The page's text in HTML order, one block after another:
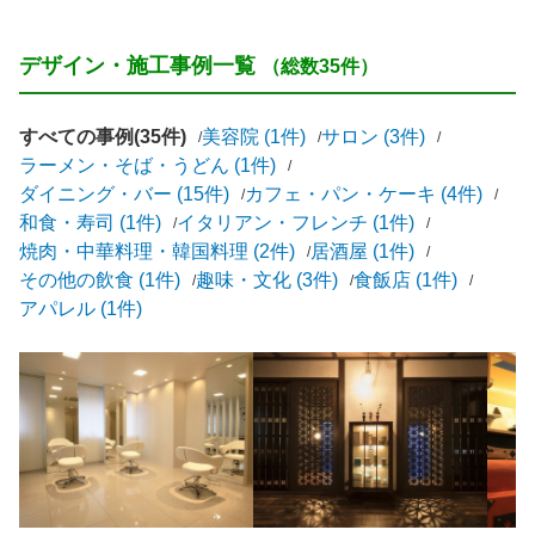
デザイン・施工事例一覧 （総数35件）
すべての事例(35件) 美容院 (1件)
サロン (3件)
ラーメン・そば・うどん (1件)
ダイニング・バー (15件)
カフェ・パン・ケーキ (4件)
和食・寿司 (1件)
イタリアン・フレンチ (1件)
焼肉・中華料理・韓国料理 (2件)
居酒屋 (1件)
その他の飲食 (1件)
趣味・文化 (3件)
食飯店 (1件)
アパレル (1件)